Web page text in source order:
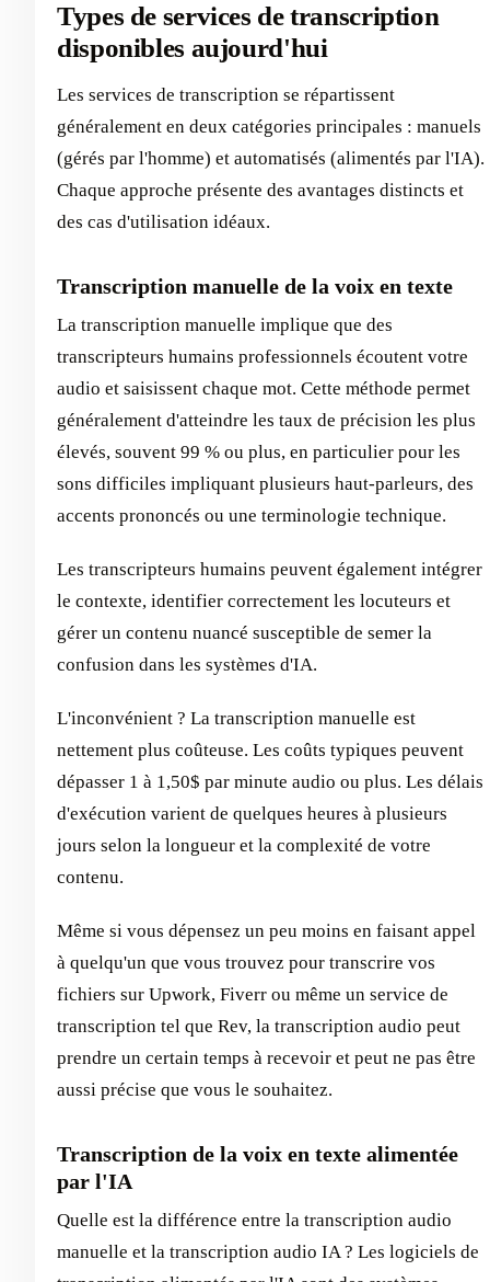
Types de services de transcription
disponibles aujourd'hui
Les services de transcription se répartissent
généralement en deux catégories principales : manuels
(gérés par l'homme) et automatisés (alimentés par l'IA).
Chaque approche présente des avantages distincts et
des cas d'utilisation idéaux.
Transcription manuelle de la voix en texte
La transcription manuelle implique que des
transcripteurs humains professionnels écoutent votre
audio et saisissent chaque mot. Cette méthode permet
généralement d'atteindre les taux de précision les plus
élevés, souvent 99 % ou plus, en particulier pour les
sons difficiles impliquant plusieurs haut-parleurs, des
accents prononcés ou une terminologie technique.
Les transcripteurs humains peuvent également intégrer
le contexte, identifier correctement les locuteurs et
gérer un contenu nuancé susceptible de semer la
confusion dans les systèmes d'IA.
L'inconvénient ? La transcription manuelle est
nettement plus coûteuse. Les coûts typiques peuvent
dépasser 1 à 1,50$ par minute audio ou plus. Les délais
d'exécution varient de quelques heures à plusieurs
jours selon la longueur et la complexité de votre
contenu.
Même si vous dépensez un peu moins en faisant appel
à quelqu'un que vous trouvez pour transcrire vos
fichiers sur Upwork, Fiverr ou même un service de
transcription tel que Rev, la transcription audio peut
prendre un certain temps à recevoir et peut ne pas être
aussi précise que vous le souhaitez.
Transcription de la voix en texte alimentée
par l'IA
Quelle est la différence entre la transcription audio
manuelle et la transcription audio IA ? Les logiciels de